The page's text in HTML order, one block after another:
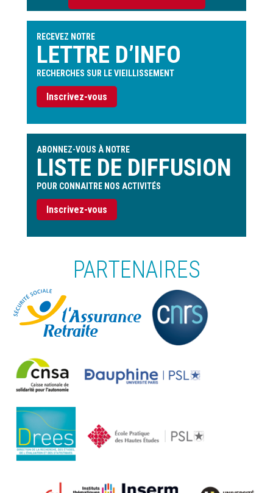
l'utilisateur
RECEVEZ NOTRE
LETTRE D’INFO
RECHERCHES SUR LE VIEILLISSEMENT
Inscrivez-vous
ABONNEZ-VOUS À NOTRE
LISTE DE DIFFUSION
POUR CONNAITRE NOS ACTIVITÉS
Inscrivez-vous
PARTENAIRES